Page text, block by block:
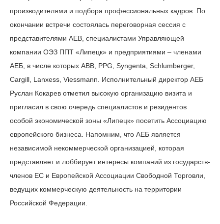
производителями и подбора профессиональных кадров. По
окончании встречи состоялась переговорная сессия с
представителями АЕВ, специалистами Управляющей
компании ОЭЗ ППТ «Липецк» и предприятиями – членами
АЕБ, в числе которых ABB, PPG, Syngenta, Schlumberger,
Cargill, Lanxess, Viessmann. Исполнительный директор АЕБ
Руслан Кокарев отметил высокую организацию визита и
пригласил в свою очередь специалистов и резидентов
особой экономической зоны «Липецк» посетить Ассоциацию
европейского бизнеса. Напомним, что АЕБ является
независимой некоммерческой организацией, которая
представляет и лоббирует интересы компаний из государств-
членов ЕС и Европейской Ассоциации Свободной Торговли,
ведущих коммерческую деятельность на территории
Российской Федерации.